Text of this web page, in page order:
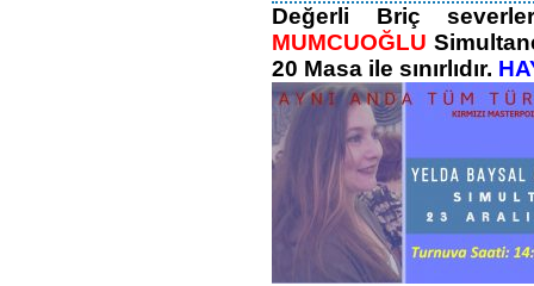
Değerli Briç
MUMCUOĞLU
20 Masa ile sınırlıdır.